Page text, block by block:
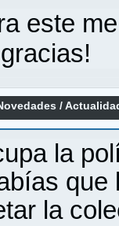
este
/
la
la